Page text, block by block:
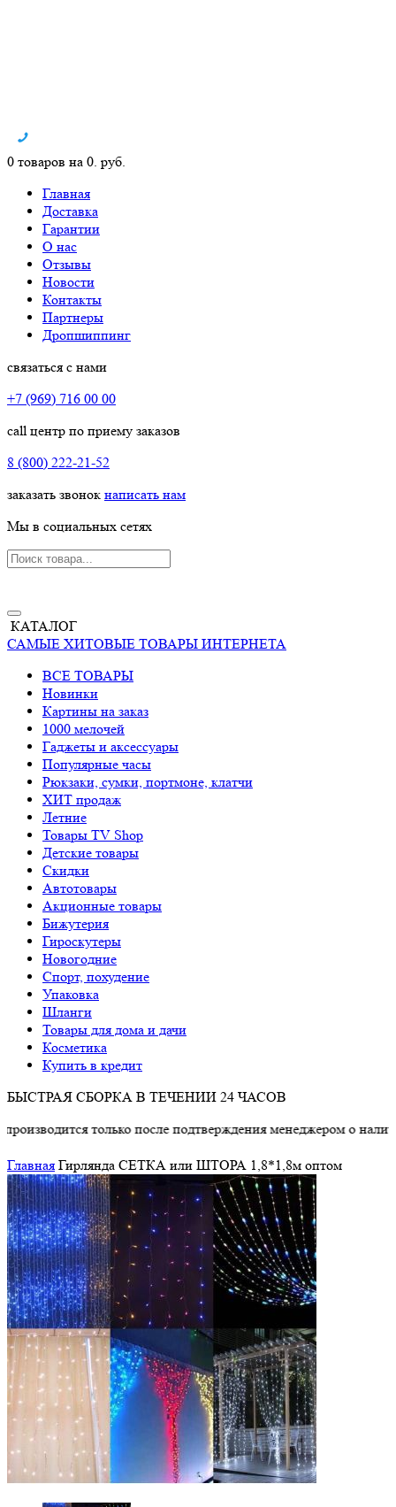
0 товаров на 0. руб.
Главная
Доставка
Гарантии
О нас
Отзывы
Новости
Контакты
Партнеры
Дропшиппинг
связаться с нами
+7 (969) 716 00 00
call центр по приему заказов
8 (800) 222-21-52
заказать звонок написать нам
Мы в социальных сетях
КАТАЛОГ
САМЫЕ ХИТОВЫЕ ТОВАРЫ ИНТЕРНЕТА
ВСЕ ТОВАРЫ
Новинки
Картины на заказ
1000 мелочей
Гаджеты и аксессуары
Популярные часы
Рюкзаки, сумки, портмоне, клатчи
ХИТ продаж
Летние
Товары TV Shop
Детские товары
Cкидки
Автотовары
Акционные товары
Бижутерия
Гироскутеры
Новогодние
Спорт, похудение
Упаковка
Шланги
Товары для дома и дачи
Косметика
Купить в кредит
БЫСТРАЯ СБОРКА В ТЕЧЕНИИ 24 ЧАСОВ
только после подтверждения менеджером о наличии
Главная Гирлянда СЕТКА или ШТОРА 1,8*1,8м оптом